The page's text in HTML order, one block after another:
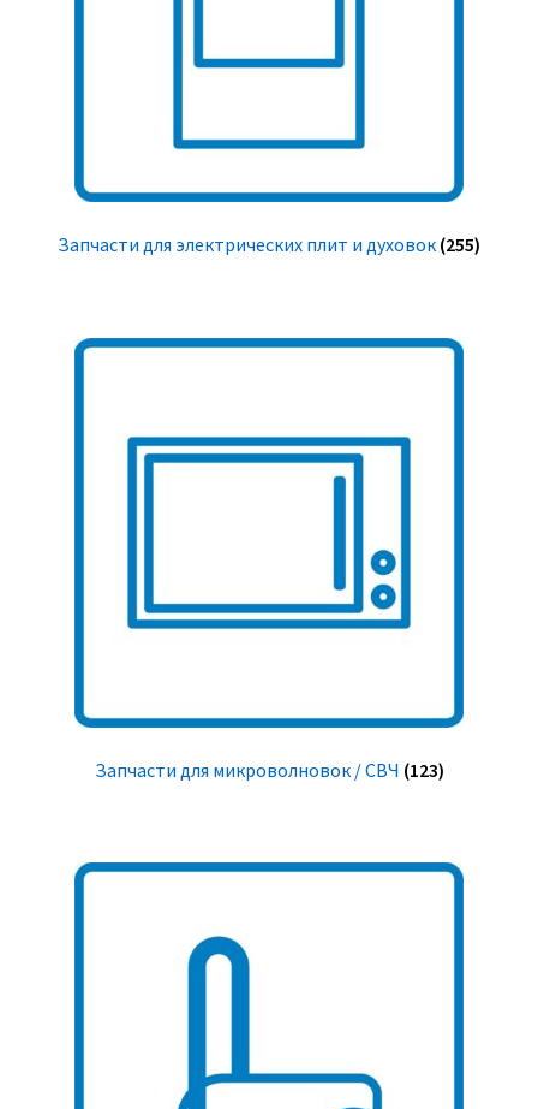
Запчасти для электрических плит и духовок (255)
Запчасти для микроволновок / СВЧ (123)